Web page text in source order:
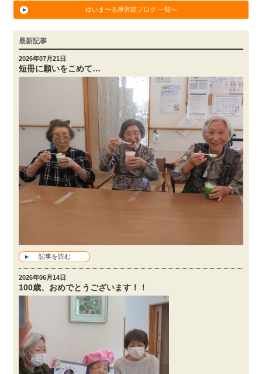
ゆいま〜る厚沢部ブログ 一覧へ
最新記事
2026年07月21日
短冊に願いをこめて…
記事を読む
2026年06月14日
100歳、おめでとうございます！！